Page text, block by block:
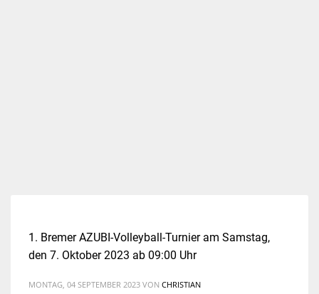
1. Bremer AZUBI-Volleyball-Turnier am Samstag,
den 7. Oktober 2023 ab 09:00 Uhr
MONTAG, 04 SEPTEMBER 2023 VON CHRISTIAN